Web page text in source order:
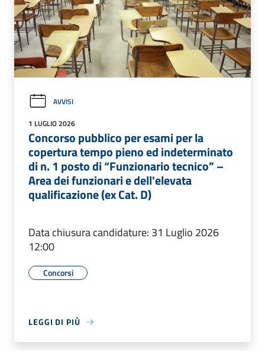
AVVISI
1 LUGLIO 2026
Concorso pubblico per esami per la
copertura tempo pieno ed indeterminato
di n. 1 posto di “Funzionario tecnico” –
Area dei funzionari e dell'elevata
qualificazione (ex Cat. D)
Data chiusura candidature: 31 Luglio 2026
12:00
Concorsi
LEGGI DI PIÙ